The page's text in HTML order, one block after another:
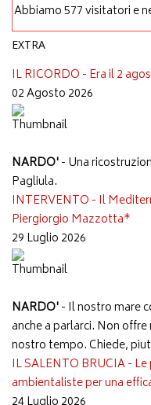
Abbiamo 577 visitatori e
EXTRA
IL RICORDO - Era il 2
02 Agosto 2026
NARDO'- Una
Pagliula.
INTERVENTO - Il
Piergiorgio Mazzotta*
29 Luglio 2026
NARDO'- Il nostro mare
anche a parlarci. Non
nostro tempo. Chiede,
IL SALENTO BRUCIA -
ambientaliste per una